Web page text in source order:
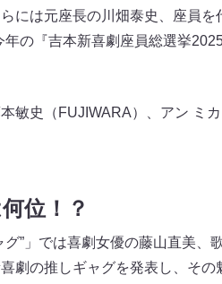
には元座長の川畑泰史、座員
の『吉本新喜劇座員総選挙
敏史（FUJIWARA）、アン ミ
位！？
”」では喜劇女優の藤山直美、
劇の推しギャグを発表し、その